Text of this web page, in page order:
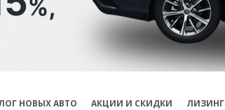
НОВЫХ АВТО АКЦИИ И СКИДКИ ЛИЗИНГ